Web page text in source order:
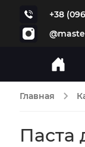
+38
Главная
Паста